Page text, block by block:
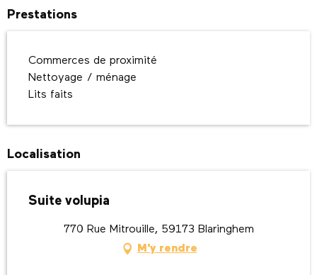
Prestations
Commerces de proximité
Nettoyage / ménage
Lits faits
Localisation
Suite volupia
770 Rue Mitrouille, 59173 Blaringhem
M'y rendre